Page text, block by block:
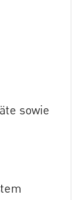
sowie